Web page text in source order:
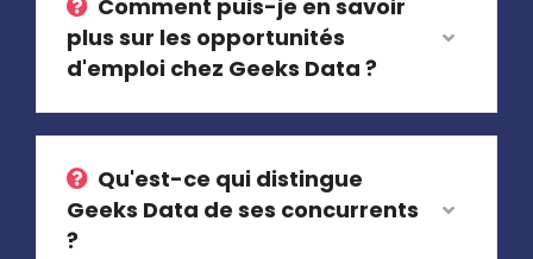
Comment puis-je en savoir
plus sur les opportunités
d'emploi chez Geeks Data ?
Qu'est-ce qui distingue
Geeks Data de ses concurrents
?